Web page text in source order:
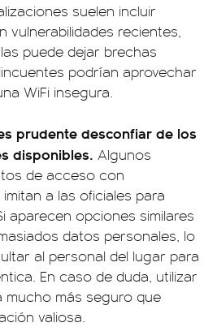
suelen incluir
vulnerabilidades recientes,
puede dejar brechas
podrían aprovechar
WiFi insegura.
prudente desconfiar de los
disponibles. Algunos
de acceso con
a las oficiales para
aparecen opciones similares
datos personales, lo
al personal del lugar para
En caso de duda, utilizar
mucho más seguro que
valiosa.